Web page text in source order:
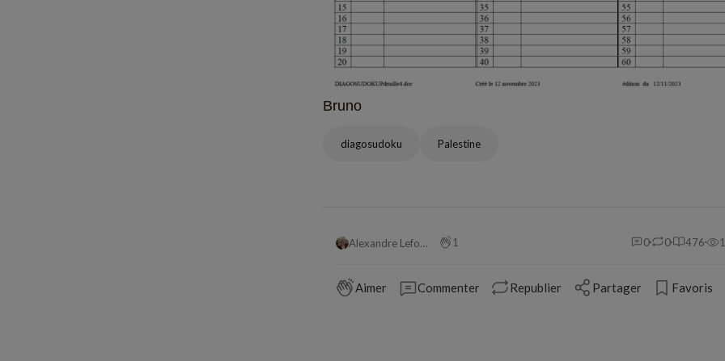
Bruno
diagosudoku Palestine
Alexandre Leforestier 1 0 0 476
Aimer Commenter Republier Partager Favoris